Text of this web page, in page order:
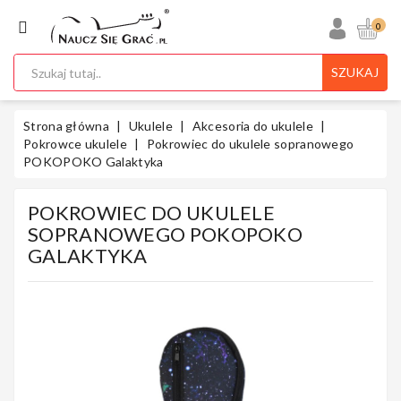
KATEGORIA
Ukulele
0
SZUKAJ
Strona główna Ukulele
Akcesoria do ukulele
Pokrowce ukulele
Pokrowiec do ukulele sopranowego
POKOPOKO Galaktyka
POKROWIEC DO UKULELE
SOPRANOWEGO POKOPOKO
GALAKTYKA